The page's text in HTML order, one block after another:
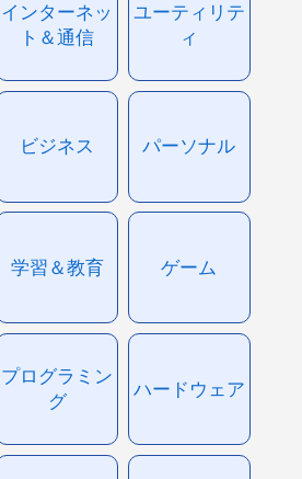
インターネッ
ト＆通信
ユーティリテ
ィ
ビジネス パーソナル
学習＆教育 ゲーム
プログラミン
グ
ハードウェア